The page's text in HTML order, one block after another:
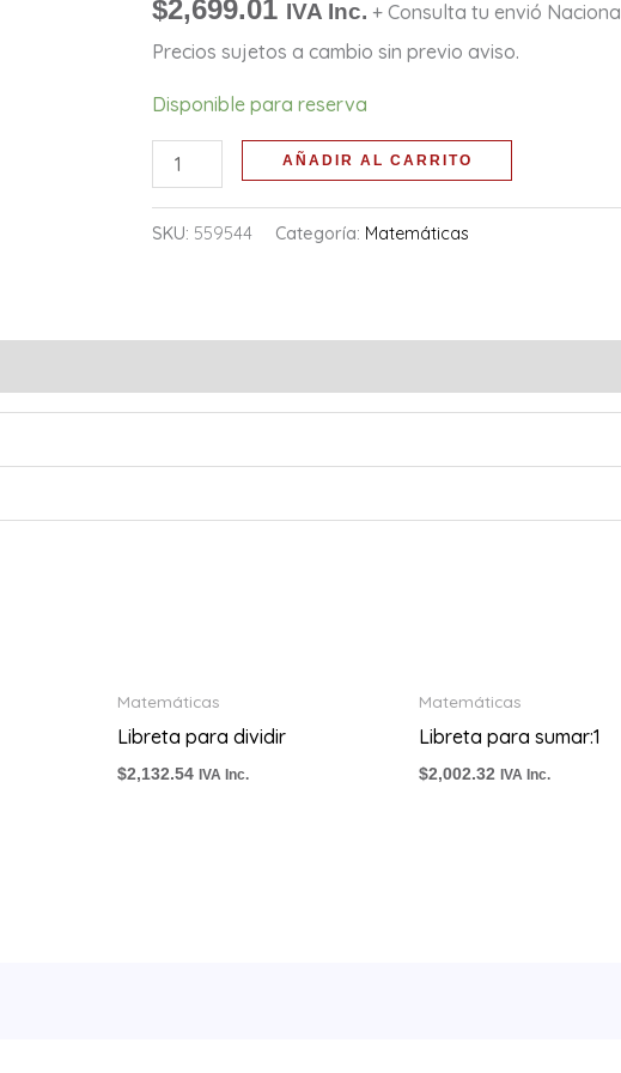
$2,699.01 IVA Inc. + Consulta tu envió Nacional
Precios sujetos a cambio sin previo aviso.
Disponible para reserva
AÑADIR AL CARRITO
SKU: 559544 Categoría: Matemáticas
Matemáticas
Libreta para dividir
$2,132.54 IVA Inc.
Matemáticas
Libreta para sumar:1
$2,002.32 IVA Inc.